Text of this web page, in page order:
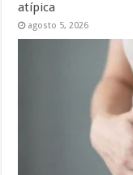
atípica
agosto 5, 2026